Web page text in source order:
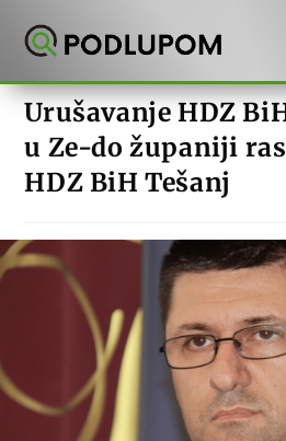
Urušavanje HDZ
u Ze-do županiji
HDZ BiH Tešanj